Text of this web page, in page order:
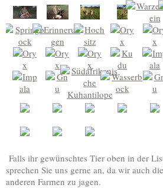
Falls ihr gewünschtes Tier oben in der
sprechen Sie uns gerne an, da wir auch
anderen Farmen zu jagen.